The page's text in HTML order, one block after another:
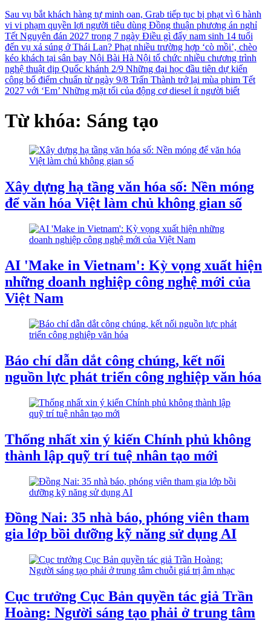
Sau vụ bắt khách hàng tự minh oan, Grab tiếp tục bị phạt vì 6 hành
vi vi phạm quyền lợi người tiêu dùng Đồng thuận phương án nghỉ
Tết Nguyên đán 2027 trong 7 ngày Điều gì đẩy nam sinh 14 tuổi
đến vụ xả súng ở Thái Lan? Phạt nhiều trường hợp ‘cò mồi’, chèo
kéo khách tại sân bay Nội Bài Hà Nội tổ chức nhiều chương trình
nghệ thuật dịp Quốc khánh 2/9 Những đại học đầu tiên dự kiến
công bố điểm chuẩn từ ngày 9/8 Trấn Thành trở lại mùa phim Tết
2027 với ‘Em’ Những mặt tối của động cơ diesel ít người biết
Từ khóa: Sáng tạo
Xây dựng hạ tầng văn hóa số: Nền móng
để văn hóa Việt làm chủ không gian số
AI 'Make in Vietnam': Kỳ vọng xuất hiện
những doanh nghiệp công nghệ mới của
Việt Nam
Báo chí dẫn dắt công chúng, kết nối
nguồn lực phát triển công nghiệp văn hóa
Thống nhất xin ý kiến Chính phủ không
thành lập quỹ trí tuệ nhân tạo mới
Đồng Nai: 35 nhà báo, phóng viên tham
gia lớp bồi dưỡng kỹ năng sử dụng AI
Cục trưởng Cục Bản quyền tác giả Trần
Hoàng: Người sáng tạo phải ở trung tâm